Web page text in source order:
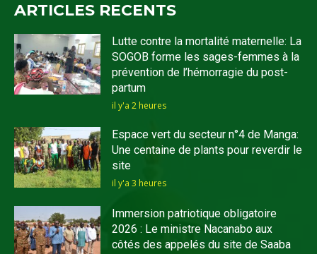
ARTICLES RECENTS
Lutte contre la mortalité maternelle: La
SOGOB forme les sages-femmes à la
prévention de l’hémorragie du post-
partum
il y'a 2 heures
Espace vert du secteur n°4 de Manga:
Une centaine de plants pour reverdir le
site
il y'a 3 heures
Immersion patriotique obligatoire
2026 : Le ministre Nacanabo aux
côtés des appelés du site de Saaba